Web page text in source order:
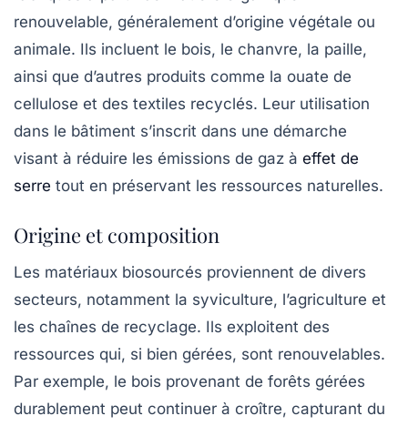
renouvelable, généralement d’origine végétale ou
animale. Ils incluent le bois, le chanvre, la paille,
ainsi que d’autres produits comme la ouate de
cellulose et des textiles recyclés. Leur utilisation
dans le bâtiment s’inscrit dans une démarche
visant à réduire les émissions de gaz à effet de
serre tout en préservant les ressources naturelles.
Origine et composition
Les matériaux biosourcés proviennent de divers
secteurs, notamment la syviculture, l’agriculture et
les chaînes de recyclage. Ils exploitent des
ressources qui, si bien gérées, sont renouvelables.
Par exemple, le bois provenant de forêts gérées
durablement peut continuer à croître, capturant du